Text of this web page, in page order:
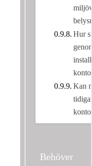
Hur
Kan
Behöver